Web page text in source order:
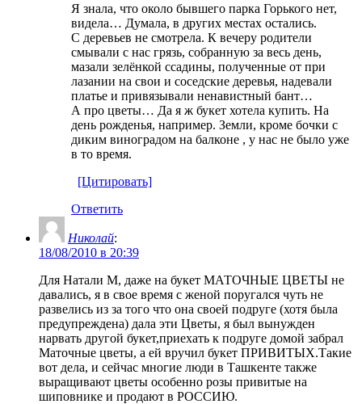
Я знала, что около бывшего парка Горького нет,
видела… Думала, в других местах остались.
С деревьев не смотрела. К вечеру родители
смывали с нас грязь, собранную за весь день,
мазали зелёнкой ссадины, полученные от при
лазании на свои и соседские деревья, надевали
платье и привязывали ненавистный бант…
А про цветы… Да я ж букет хотела купить. На
день рожденья, например. Земли, кроме бочки с
диким виноградом на балконе , у нас не было уже
в то время.
[Цитировать]
Ответить
Николай:
18/08/2010 в 20:39
Для Натали М, даже на букет МАТОЧНЫЕ ЦВЕТЫ не
давались, я в свое время с женой поругался чуть не
развелись из за того что она своей подруге (хотя была
предупреждена) дала эти Цветы, я был вынужден
нарвать другой букет,приехать к подруге домой забрал
Маточные цветы, а ей вручил букет ПРИВИТЫХ.Такие
вот дела, и сейчас многие люди в Ташкенте также
выращивают цветы особенно розы привитые на
шиповнике и продают в РОССИЮ.